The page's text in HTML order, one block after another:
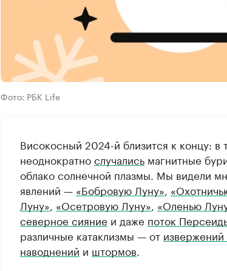
Фото: РБК Life
Високосный 2024-й близится к концу: в
неоднократнослучались магнитные
облако солнечной плазмы. Мы видели
явлений — «Бобровую Луну»
Луну» «Осетровую Луну» «Оленью
северное сияние и даже поток
различные катаклизмы — от извержений
наводнений и штормов